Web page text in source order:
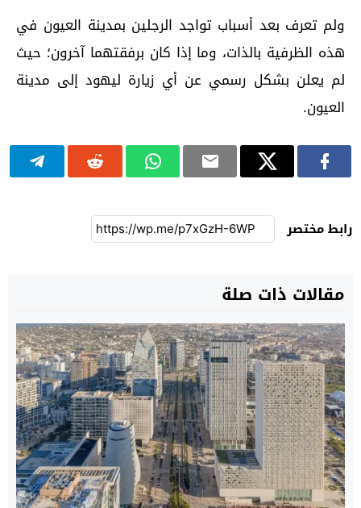
ولم تعرف بعد أسباب تواجد الرجلين بمدينة العيون في
هذه الظرفية بالذات، وما إذا كان برفقتهما آخرون؛ حيث
لم يعلن بشكل رسمي عن أي زيارة ليهود إلى مدينة
العيون.
رابط مختصر
مقالات ذات صلة